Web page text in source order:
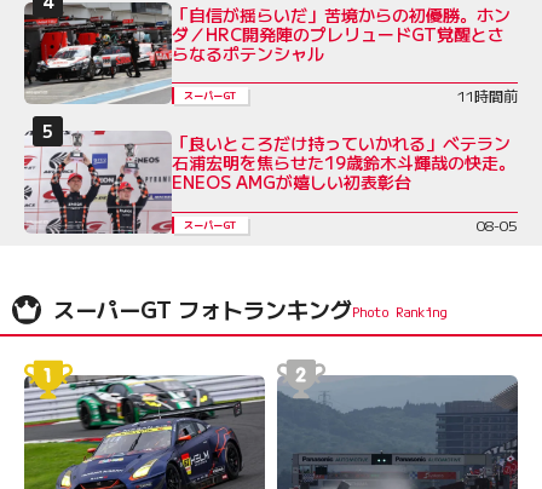
「自信が揺らいだ」苦境からの初優勝。ホン
ダ／HRC開発陣のプレリュードGT覚醒とさ
らなるポテンシャル
スーパーGT 11時間前
「良いところだけ持っていかれる」ベテラン
石浦宏明を焦らせた19歳鈴木斗輝哉の快走。
ENEOS AMGが嬉しい初表彰台
スーパーGT 08-05
スーパーGT フォトランキング